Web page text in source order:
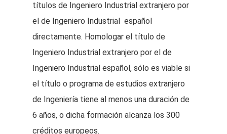
títulos de Ingeniero Industrial extranjero por
el de Ingeniero Industrial español
directamente. Homologar el título de
Ingeniero Industrial extranjero por el de
Ingeniero Industrial español, sólo es viable si
el título o programa de estudios extranjero
de Ingeniería tiene al menos una duración de
6 años, o dicha formación alcanza los 300
créditos europeos.